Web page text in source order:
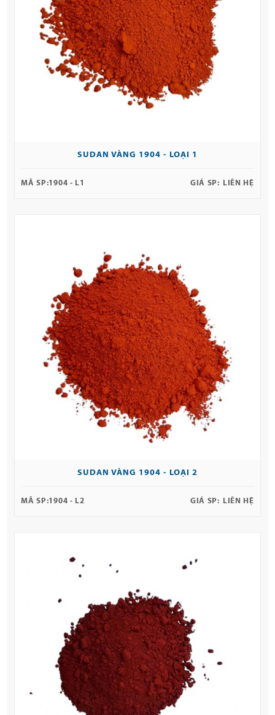
SUDAN VÀNG 1904 - LOẠI 1
MÃ SP:1904 - L1 GIÁ SP: LIÊN HỆ
SUDAN VÀNG 1904 - LOẠI 2
MÃ SP:1904 - L2 GIÁ SP: LIÊN HỆ